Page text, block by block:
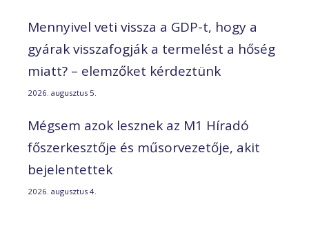
Mennyivel veti vissza a GDP-t, hogy a
gyárak visszafogják a termelést a hőség
miatt? – elemzőket kérdeztünk
2026. augusztus 5.
Mégsem azok lesznek az M1 Híradó
főszerkesztője és műsorvezetője, akit
bejelentettek
2026. augusztus 4.